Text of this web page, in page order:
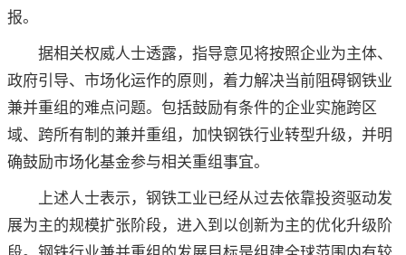
报。
据相关权威人士透露，指导意见将按照企业为主体、
政府引导、市场化运作的原则，着力解决当前阻碍钢铁业
兼并重组的难点问题。包括鼓励有条件的企业实施跨区
域、跨所有制的兼并重组，加快钢铁行业转型升级，并明
确鼓励市场化基金参与相关重组事宜。
上述人士表示，钢铁工业已经从过去依靠投资驱动发
展为主的规模扩张阶段，进入到以创新为主的优化升级阶